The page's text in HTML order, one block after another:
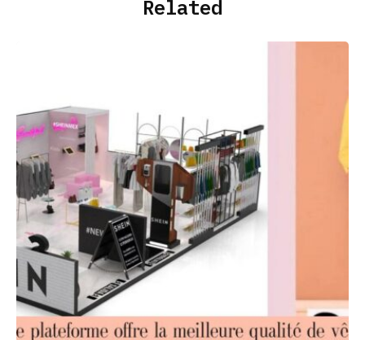
Related